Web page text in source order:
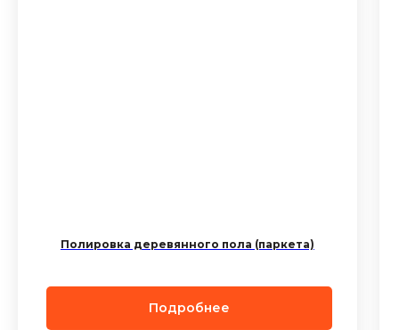
Полировка деревянного пола (паркета)
Подробнее